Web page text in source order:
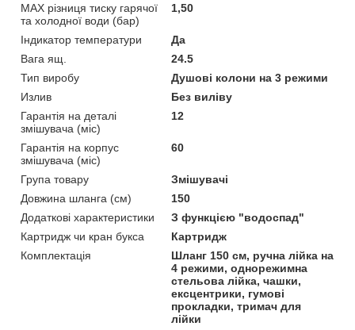
MAX різниця тиску гарячої
та холодної води (бар)
1,50
Індикатор температури
Да
Вага ящ.
24.5
Тип виробу
Душові колони на 3 режими
Излив
Без виліву
Гарантія на деталі
змішувача (міс)
12
Гарантія на корпус
змішувача (міс)
60
Група товару
Змішувачі
Довжина шланга (см)
150
Додаткові характеристики
З функцією "водоспад"
Картридж чи кран букса
Картридж
Комплектація
Шланг 150 см, ручна лійка на
4 режими, однорежимна
стельова лійка, чашки,
ексцентрики, гумові
прокладки, тримач для
лійки